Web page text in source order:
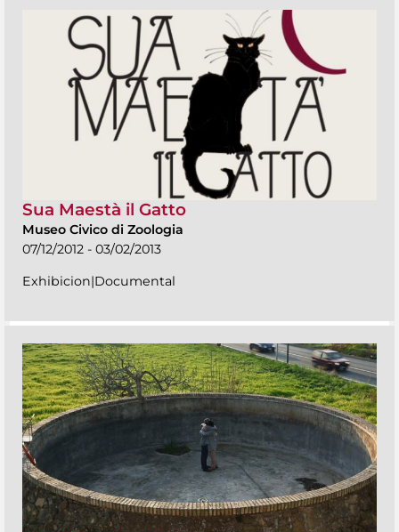
Sua Maestà il Gatto
Museo Civico di Zoologia
07/12/2012 - 03/02/2013
Exhibicion|Documental